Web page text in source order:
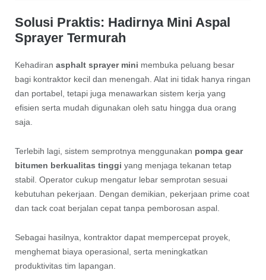
Solusi Praktis: Hadirnya Mini Aspal
Sprayer Termurah
Kehadiran asphalt sprayer mini membuka peluang besar
bagi kontraktor kecil dan menengah. Alat ini tidak hanya ringan
dan portabel, tetapi juga menawarkan sistem kerja yang
efisien serta mudah digunakan oleh satu hingga dua orang
saja.
Terlebih lagi, sistem semprotnya menggunakan pompa gear
bitumen berkualitas tinggi yang menjaga tekanan tetap
stabil. Operator cukup mengatur lebar semprotan sesuai
kebutuhan pekerjaan. Dengan demikian, pekerjaan prime coat
dan tack coat berjalan cepat tanpa pemborosan aspal.
Sebagai hasilnya, kontraktor dapat mempercepat proyek,
menghemat biaya operasional, serta meningkatkan
produktivitas tim lapangan.